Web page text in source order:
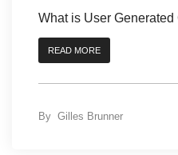
What is User Generated
READ MORE
By Gilles Brunner